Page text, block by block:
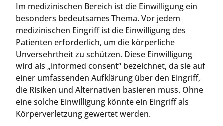
Im medizinischen Bereich ist die Einwilligung ein
besonders bedeutsames Thema. Vor jedem
medizinischen Eingriff ist die Einwilligung des
Patienten erforderlich, um die körperliche
Unversehrtheit zu schützen. Diese Einwilligung
wird als „informed consent“ bezeichnet, da sie auf
einer umfassenden Aufklärung über den Eingriff,
die Risiken und Alternativen basieren muss. Ohne
eine solche Einwilligung könnte ein Eingriff als
Körperverletzung gewertet werden.